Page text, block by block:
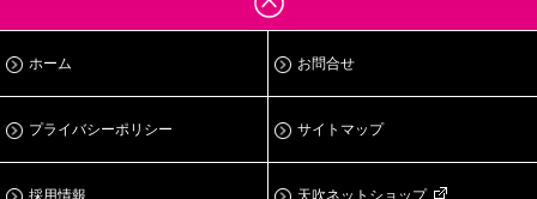
ホーム お問合せ
プライバシーポリシー サイトマップ
採用情報 天吹ネットショップ